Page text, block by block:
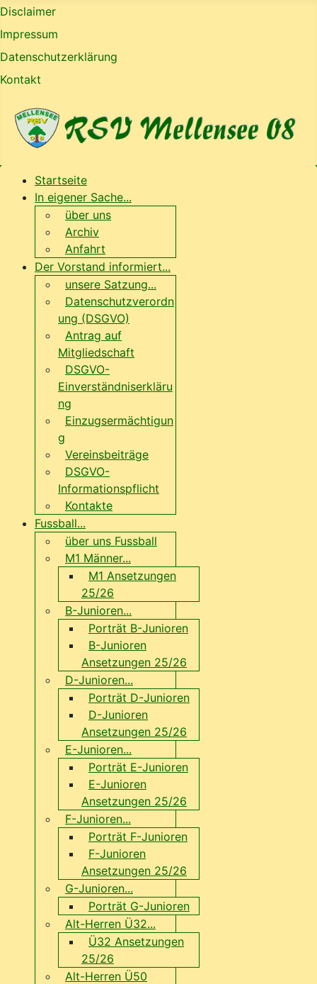
Disclaimer
Impressum
Datenschutzerklärung
Kontakt
Startseite
In eigener Sache...
über uns
Archiv
Anfahrt
Der Vorstand informiert...
unsere Satzung...
Datenschutzverordn
ung (DSGVO)
Antrag auf
Mitgliedschaft
DSGVO-
Einverständniserkläru
ng
Einzugsermächtigun
g
Vereinsbeiträge
DSGVO-
Informationspflicht
Kontakte
Fussball...
über uns Fussball
M1 Männer...
M1 Ansetzungen
25/26
B-Junioren...
Porträt B-Junioren
B-Junioren
Ansetzungen 25/26
D-Junioren...
Porträt D-Junioren
D-Junioren
Ansetzungen 25/26
E-Junioren...
Porträt E-Junioren
E-Junioren
Ansetzungen 25/26
F-Junioren...
Porträt F-Junioren
F-Junioren
Ansetzungen 25/26
G-Junioren...
Porträt G-Junioren
Alt-Herren Ü32...
Ü32 Ansetzungen
25/26
Alt-Herren Ü50